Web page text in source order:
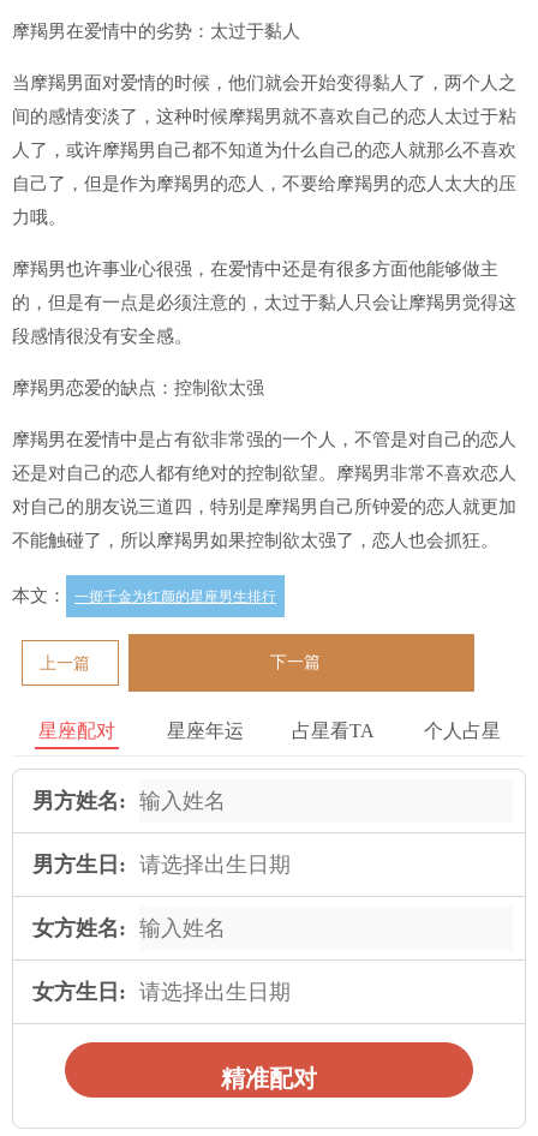
摩羯男在爱情中的劣势：太过于黏人
当摩羯男面对爱情的时候，他们就会开始变得黏人了，两个人之
间的感情变淡了，这种时候摩羯男就不喜欢自己的恋人太过于粘
人了，或许摩羯男自己都不知道为什么自己的恋人就那么不喜欢
自己了，但是作为摩羯男的恋人，不要给摩羯男的恋人太大的压
力哦。
摩羯男也许事业心很强，在爱情中还是有很多方面他能够做主
的，但是有一点是必须注意的，太过于黏人只会让摩羯男觉得这
段感情很没有安全感。
摩羯男恋爱的缺点：控制欲太强
摩羯男在爱情中是占有欲非常强的一个人，不管是对自己的恋人
还是对自己的恋人都有绝对的控制欲望。摩羯男非常不喜欢恋人
对自己的朋友说三道四，特别是摩羯男自己所钟爱的恋人就更加
不能触碰了，所以摩羯男如果控制欲太强了，恋人也会抓狂。
本文： 一掷千金为红颜的星座男生排行
上一篇 下一篇
星座配对 星座年运 占星看TA 个人占星
男方姓名:
男方生日:
女方姓名:
女方生日:
精准配对